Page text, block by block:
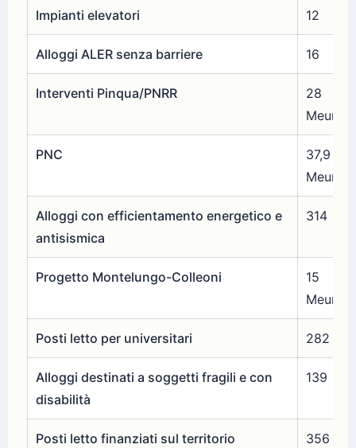
Impianti elevatori 12
Alloggi ALER senza barriere 16
Interventi Pinqua/PNRR
28
Meuro
PNC
37,9
Meuro
Alloggi con efficientamento energetico e
antisismica
314
Progetto Montelungo-Colleoni
15
Meuro
Posti letto per universitari 282
Alloggi destinati a soggetti fragili e con
disabilità
139
Posti letto finanziati sul territorio 356